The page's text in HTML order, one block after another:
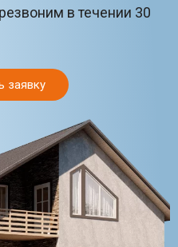
в течении 30
заявку